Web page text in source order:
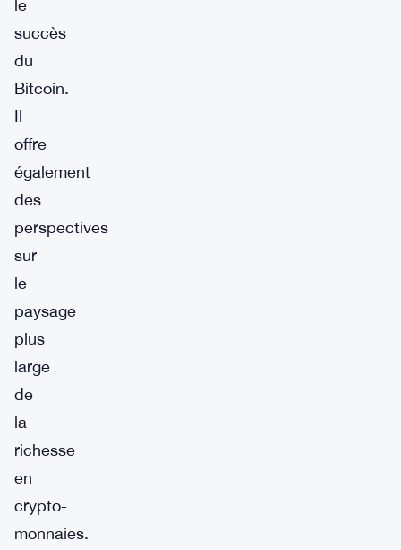
le
succès
du
Bitcoin.
Il
offre
également
des
perspectives
sur
le
paysage
plus
large
de
la
richesse
en
crypto-
monnaies.